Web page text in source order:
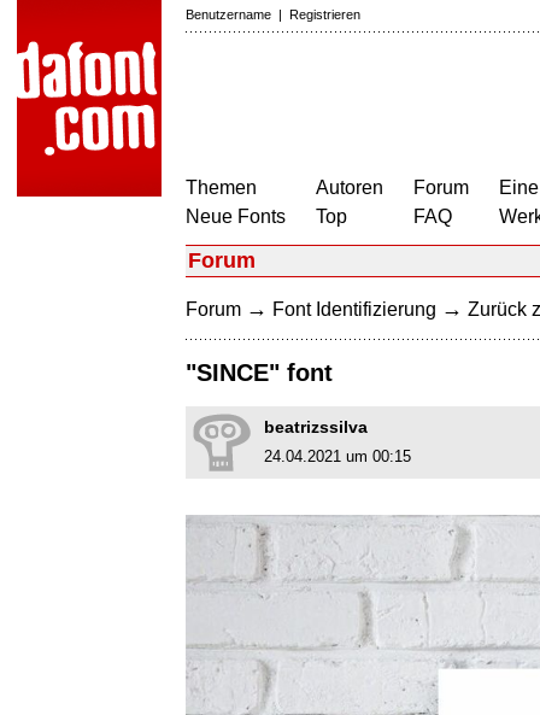
Benutzername | Registrieren
Themen
Neue Fonts
Autoren
Top
Forum
FAQ
Forum
Forum → Font Identifizierung → Zurück
"SINCE" font
beatrizssilva
24.04.2021 um 00:15